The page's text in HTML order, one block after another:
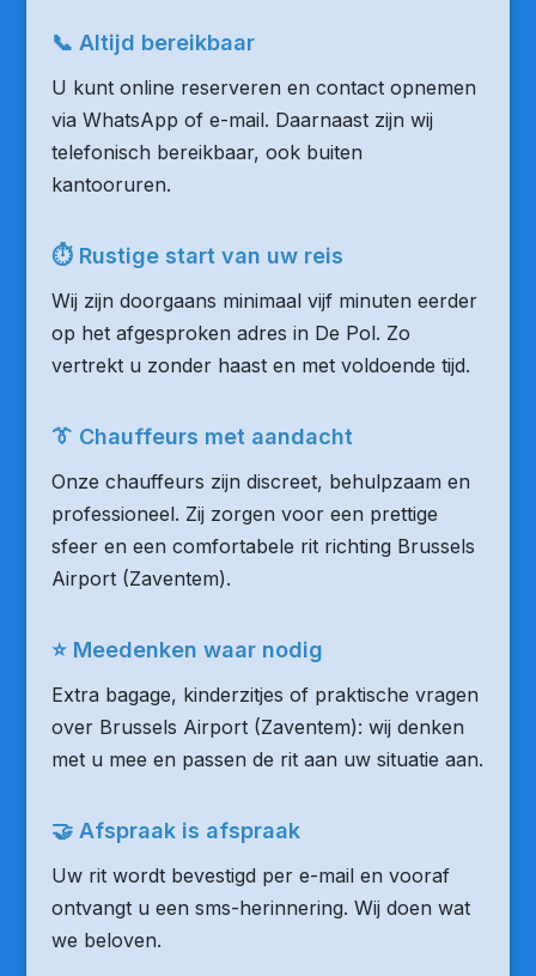
📞 Altijd bereikbaar
U kunt online reserveren en contact opnemen
via WhatsApp of e-mail. Daarnaast zijn wij
telefonisch bereikbaar, ook buiten
kantooruren.
⏱ Rustige start van uw reis
Wij zijn doorgaans minimaal vijf minuten eerder
op het afgesproken adres in De Pol. Zo
vertrekt u zonder haast en met voldoende tijd.
👔 Chauffeurs met aandacht
Onze chauffeurs zijn discreet, behulpzaam en
professioneel. Zij zorgen voor een prettige
sfeer en een comfortabele rit richting Brussels
Airport (Zaventem).
⭐ Meedenken waar nodig
Extra bagage, kinderzitjes of praktische vragen
over Brussels Airport (Zaventem): wij denken
met u mee en passen de rit aan uw situatie aan.
🤝 Afspraak is afspraak
Uw rit wordt bevestigd per e-mail en vooraf
ontvangt u een sms-herinnering. Wij doen wat
we beloven.